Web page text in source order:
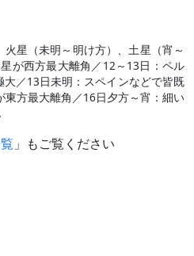
星（未明～明け方）、土星（宵～
が西方最大離角／12～13日：ペル
大／13日未明：スペインなどで皆既
東方最大離角／16日夕方～宵：細い
」もご覧ください